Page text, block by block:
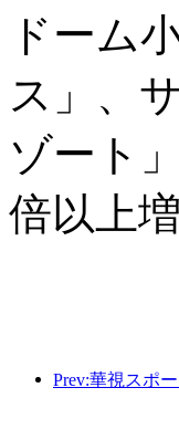
ドーム
ス」、
ゾート
倍以上